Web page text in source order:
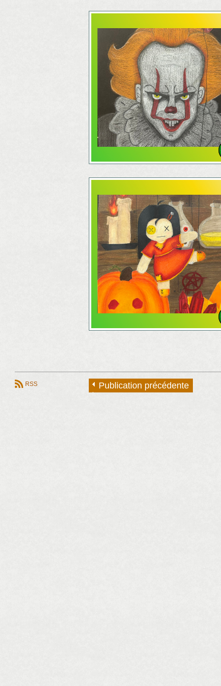
RSS Publication précédente